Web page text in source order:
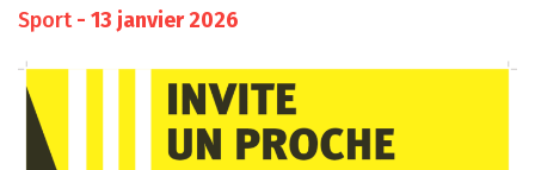
Sport- 13 janvier 2026